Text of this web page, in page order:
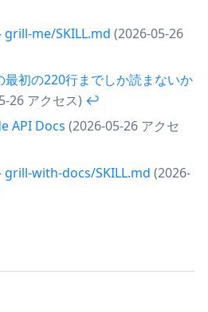
me/SKILL.md (2026-05-26
最初の220行までしか読まないか
26 アクセス) ↩︎
API Docs (2026-05-26 アクセ
with-docs/SKILL.md (2026-